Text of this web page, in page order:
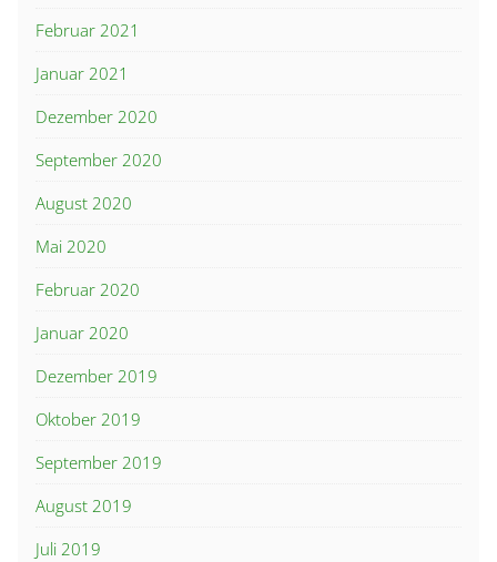
Februar 2021
Januar 2021
Dezember 2020
September 2020
August 2020
Mai 2020
Februar 2020
Januar 2020
Dezember 2019
Oktober 2019
September 2019
August 2019
Juli 2019